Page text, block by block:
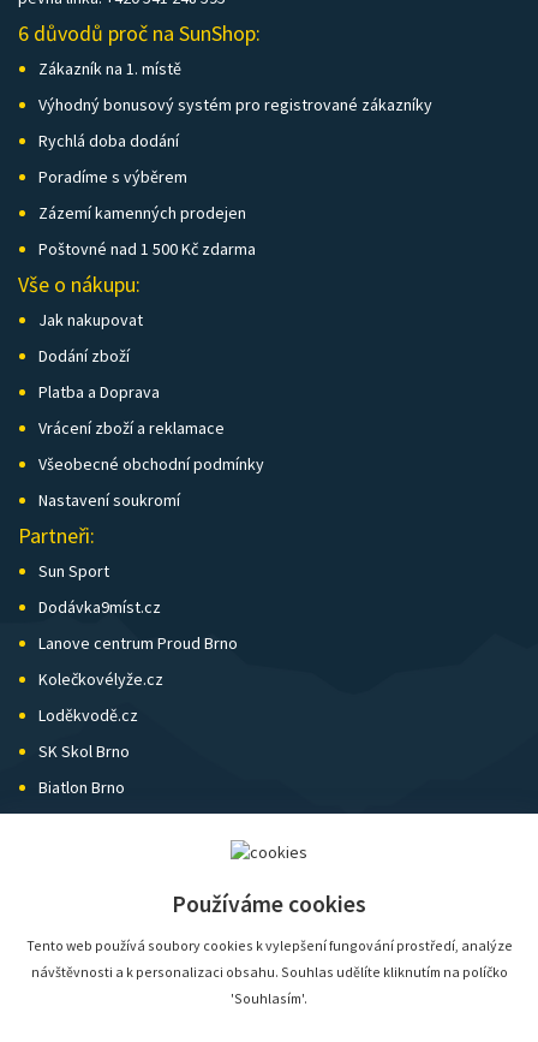
6 důvodů proč na SunShop:
Zákazník na 1. místě
Výhodný bonusový systém pro registrované zákazníky
Rychlá doba dodání
Poradíme s výběrem
Zázemí kamenných prodejen
Poštovné nad 1 500 Kč zdarma
Vše o nákupu:
Jak nakupovat
Dodání zboží
Platba a Doprava
Vrácení zboží a reklamace
Všeobecné obchodní podmínky
Nastavení soukromí
Partneři:
Sun Sport
Dodávka9míst.cz
Lanove centrum Proud Brno
Kolečkovélyže.cz
Loděkvodě.cz
SK Skol Brno
Biatlon Brno
Používáme cookies
Tento web používá soubory cookies k vylepšení fungování prostředí, analýze
návštěvnosti a k personalizaci obsahu. Souhlas udělíte kliknutím na políčko
'Souhlasím'.